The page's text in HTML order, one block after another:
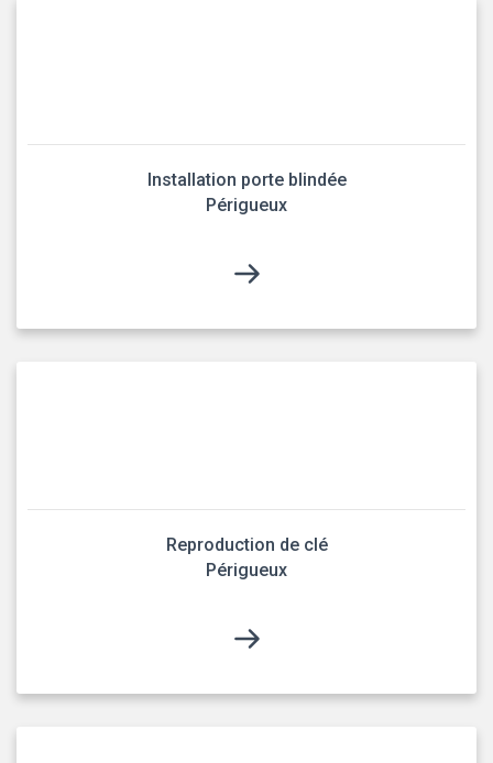
Installation porte blindée
Périgueux
Reproduction de clé
Périgueux